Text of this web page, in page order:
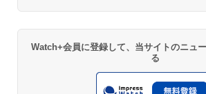
Watch+会員に登録して、当サイトのニュ
る